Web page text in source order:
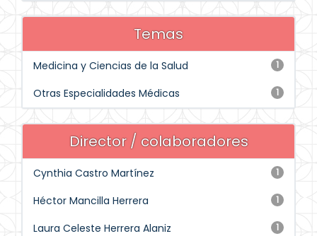
Temas
1
Medicina y Ciencias de la Salud
1
Otras Especialidades Médicas
Director / colaboradores
1
Cynthia Castro Martínez
1
Héctor Mancilla Herrera
1
Laura Celeste Herrera Alaniz